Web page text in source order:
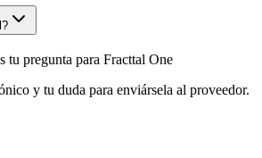
tu pregunta para Fracttal One
y tu duda para enviársela al proveedor.